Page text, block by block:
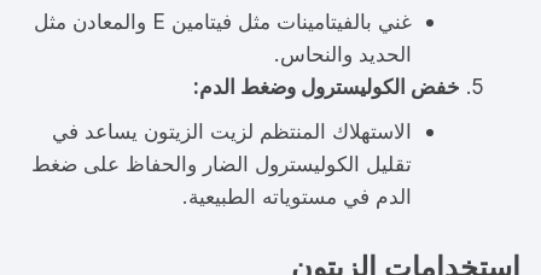
غني بالفيتامينات مثل فيتامين E والمعادن مثل
الحديد والنحاس.
خفض الكوليسترول وضغط الدم:
الاستهلاك المنتظم لزيت الزيتون يساعد في
تقليل الكوليسترول الضار والحفاظ على ضغط
الدم في مستوياته الطبيعية.
استخدامات الزيتون